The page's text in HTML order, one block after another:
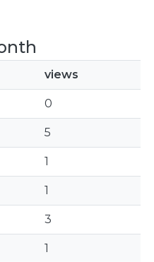
views
0
5
1
1
3
1